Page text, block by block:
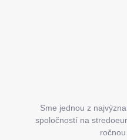
Sme jednou z
spoločností na